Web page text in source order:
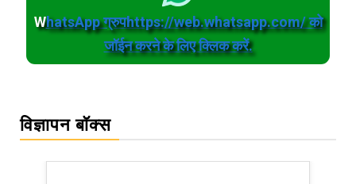
WhatsApp ग्रुपhttps://web.whatsapp.com/ को
जॉईन करने के लिए क्लिक करें.
विज्ञापन बॉक्स